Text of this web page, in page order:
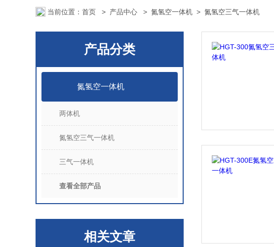
当前位置： 首页 > 产品中心 > 氮氢空一体机 > 氮氢空三气一体机
产品分类
氮氢空一体机
两体机
氮氢空三气一体机
三气一体机
查看全部产品
相关文章